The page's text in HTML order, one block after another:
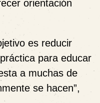
orientación
es reducir
para educar
a muchas de
se hacen”,